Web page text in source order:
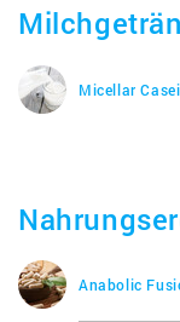
Micellar
Anabolic